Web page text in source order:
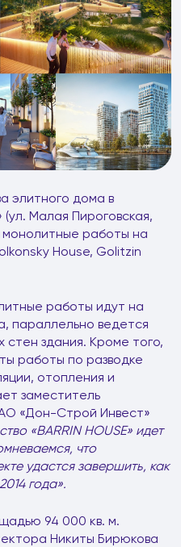
элитного дома в
(ул. Малая Пироговская,
работы на
House, Golitzin
работы идут на
параллельно ведется
стен здания. Кроме того,
работы по разводке
отопления и
заместитель
«Дон-Строй Инвест»
«BARRINHOUSE» идет
что
удастся завершить, как
года».
94 000 кв. м.
Никиты Бирюкова